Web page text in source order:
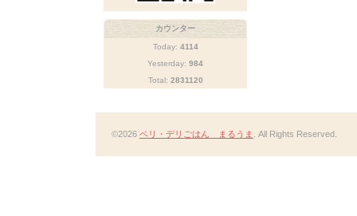
カウンター
Today: 4114
Yesterday: 984
Total: 2831120
©2026 ベリ・デリごはん まるうま . All Rights Reserved.